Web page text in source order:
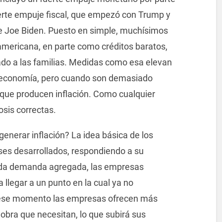
empuje fiscal, que empezó con Trump y
Biden. Puesto en simple, muchísimos
en parte como créditos baratos,
a las familias. Medidas como esa elevan
pero cuando son demasiado
producen inflación. Como cualquier
correctas.
inflación? La idea básica de los
desarrollados, respondiendo a su
demanda agregada, las empresas
a un punto en la cual ya no
momento las empresas ofrecen más
que necesitan, lo que subirá sus